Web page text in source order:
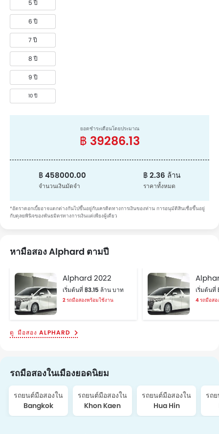
5 ปี
6 ปี
7 ปี
8 ปี
9 ปี
10 ปี
ยอดชำระเดือนโดยประมาณ
฿ 39286.13
฿ 458000.00
จำนวนเงินมัดจำ
฿ 2.36 ล้าน
ราคาทั้งหมด
*อัตราดอกเบี้ยอาจแตกต่างกันไปขึ้นอยู่กับเครดิตทางการเงินของท่าน การอนุมัติสินเชื่อขึ้นอยู่
กับดุลยพินิจของพันธมิตรทางการเงินแต่เพียงผู้เดียว
หามือสอง Alphard ตามปี
Alphard 2022
เริ่มต้นที่ ฿3.15 ล้าน บาท
2 รถมือสองพร้อมใช้งาน
เริ่มต้นที่
4 รถมือส
มือสอง ALPHARD
รถมือสองในเมืองยอดนิยม
รถยนต์มือสองใน
Bangkok
รถยนต์มือสองใน
Khon Kaen
รถยนต์มือสองใน
Hua Hin
รถ